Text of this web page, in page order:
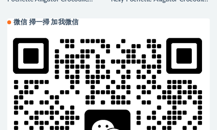
微信 掃一掃 加我微信